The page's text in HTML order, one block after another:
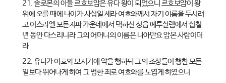
21. 솔로몬의 아들 르호보암은 유다 왕이 되었으니 르호보암이 왕
위에 오를 때에 나이가 사십일 세라 여호와께서 자기 이름을 두시려
고 이스라엘 모든지파 가운데에서 택하신 성읍 예루살렘에서 십칠
년 동안 다스리니라 그의 어머니의 이름은 나아만요 암몬 사람이더
라
22. 유다가 여호와 보시기에 악을 행하되 그의 조상들이 행한 모든
일보다 뛰어나게 하여 그 범한 죄로 여호와를 노엽게 하였으니